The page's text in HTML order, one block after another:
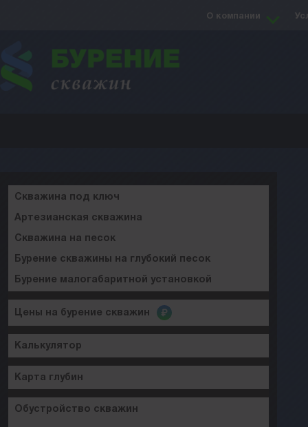
О компании
Скважина под ключ
Артезианская скважина
Скважина на песок
Бурение скважины на глубокий песок
Бурение малогабаритной установкой
Цены на бурение скважин
Калькулятор
Карта глубин
Обустройство скважин